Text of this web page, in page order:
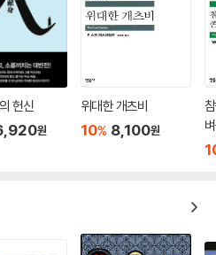
으로 일하면서 글을 쓰기 시작한 척
표시하는 이들이 있는데, 그를 일약 베
트 클럽》이 탄생된 ‘화요일 밤 작가
으로 보란 듯이 씌어진 작품이다. 이
럽》은 데이비드 핀처 감독이 영화로
헌신
원
위대한 개츠비
10% 8,100원